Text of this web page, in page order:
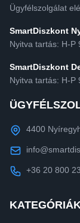
Ügyfélszolgálat
SmartDiszkont
Nyitva tartás: H-P
SmartDiszkont
Nyitva tartás: H-P
4400
+36 20 800
KATEGÓRIÁK